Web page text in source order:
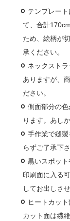
テンプレー
て、合計
ため、絵柄が
承ください。
ネックスト
ありますが、
ださい。
側面部分の
ります。あし
手作業で縫
らずご了承下さ
黒いスポッ
印刷面に入る
してお出しさ
ヒートカッ
カット面は繊